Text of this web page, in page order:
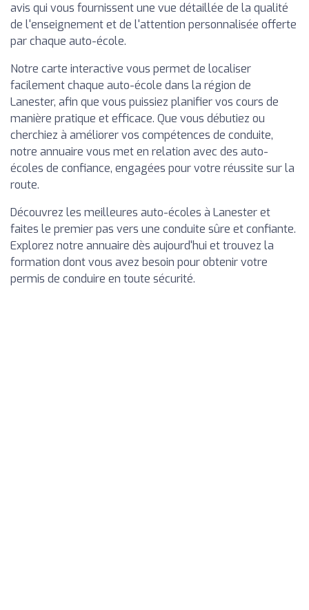
avis qui vous fournissent une vue détaillée de la qualité
de l'enseignement et de l'attention personnalisée offerte
par chaque auto-école.
Notre carte interactive vous permet de localiser
facilement chaque auto-école dans la région de
Lanester, afin que vous puissiez planifier vos cours de
manière pratique et efficace. Que vous débutiez ou
cherchiez à améliorer vos compétences de conduite,
notre annuaire vous met en relation avec des auto-
écoles de confiance, engagées pour votre réussite sur la
route.
Découvrez les meilleures auto-écoles à Lanester et
faites le premier pas vers une conduite sûre et confiante.
Explorez notre annuaire dès aujourd'hui et trouvez la
formation dont vous avez besoin pour obtenir votre
permis de conduire en toute sécurité.